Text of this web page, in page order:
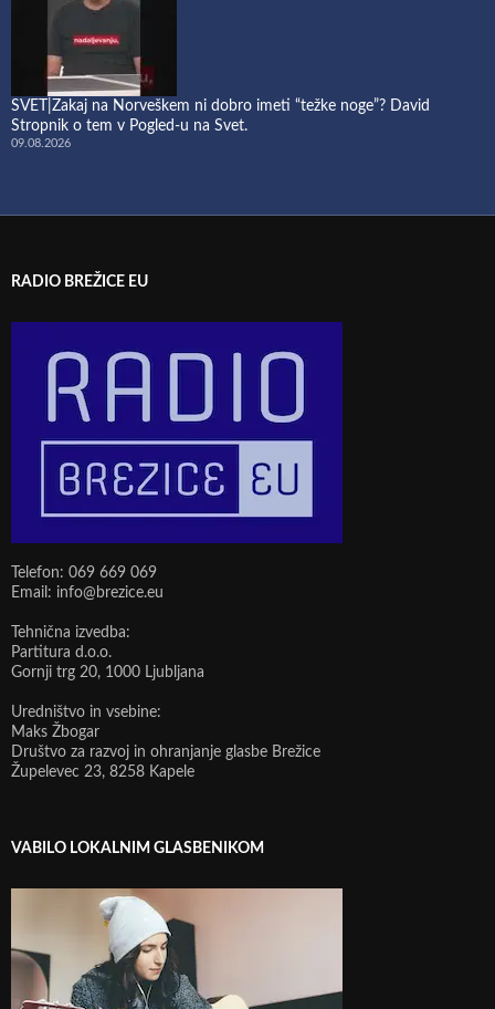
SVET|Zakaj na Norveškem ni dobro imeti “težke noge”? David
Stropnik o tem v Pogled-u na Svet.
09.08.2026
RADIO BREŽICE EU
Telefon: 069 669 069
Email: info@brezice.eu
Tehnična izvedba:
Partitura d.o.o.
Gornji trg 20, 1000 Ljubljana
Uredništvo in vsebine:
Maks Žbogar
Društvo za razvoj in ohranjanje glasbe Brežice
Župelevec 23, 8258 Kapele
VABILO LOKALNIM GLASBENIKOM